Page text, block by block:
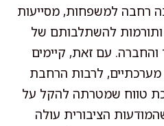
רחבה למשפחות, מסייעות
ותורמות להשתלבותם של
והחברה. עם זאת, קיימים
מערכתיים, לרבות הרחבת
טווח שמטרתה להקל על
הציבורית עולה